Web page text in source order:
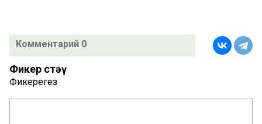
Комментарий 0
Фикер өстәү
Фикерегез